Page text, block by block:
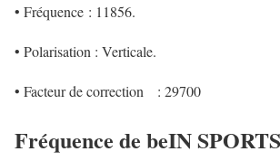
• Fréquence : 11856.
• Polarisation : Verticale.
• Facteur de correction : 29700
Fréquence de beIN